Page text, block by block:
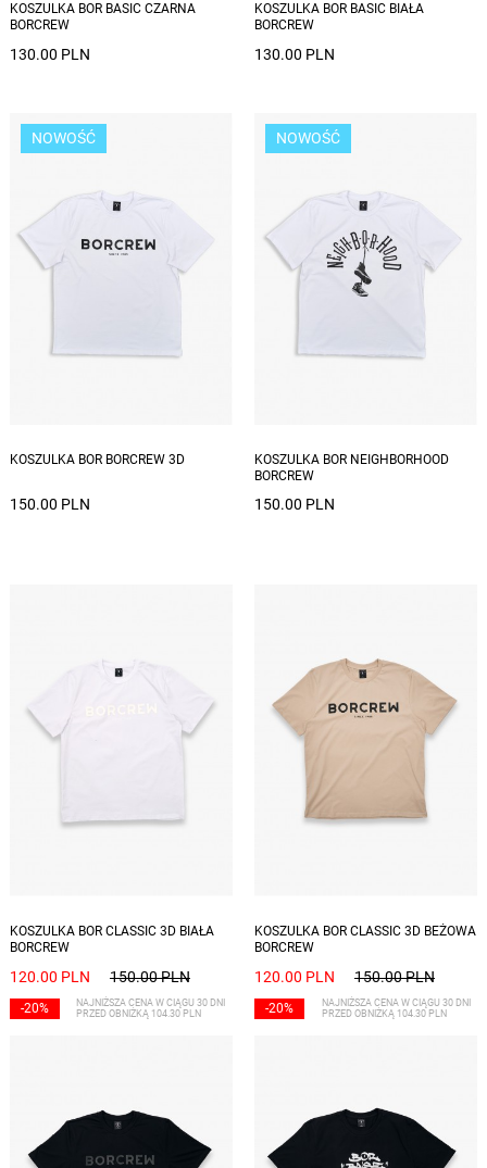
KOSZULKA BOR BASIC CZARNA
BORCREW
130.00 PLN
KOSZULKA BOR BASIC BIAŁA
BORCREW
130.00 PLN
NOWOŚĆ
KOSZULKA BOR BORCREW 3D
150.00 PLN
NOWOŚĆ
KOSZULKA BOR NEIGHBORHOOD
BORCREW
150.00 PLN
KOSZULKA BOR CLASSIC 3D BIAŁA
BORCREW
120.00 PLN 150.00 PLN
-20%
NAJNIŻSZA CENA W CIĄGU 30 DNI
PRZED OBNIŻKĄ 104.30 PLN
KOSZULKA BOR CLASSIC 3D BEŻOWA
BORCREW
120.00 PLN 150.00 PLN
-20%
NAJNIŻSZA CENA W CIĄGU 30 DNI
PRZED OBNIŻKĄ 104.30 PLN